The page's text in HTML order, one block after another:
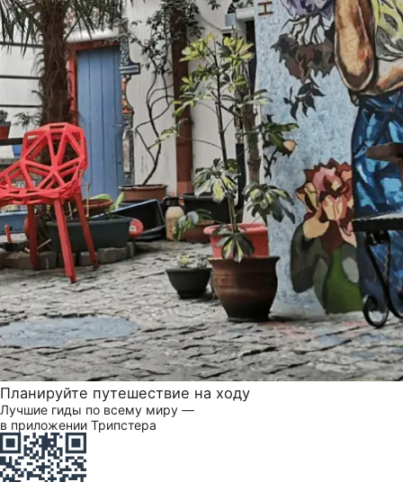
Планируйте путешествие на ходу
Лучшие гиды по всему миру —
в приложении Трипстера